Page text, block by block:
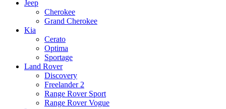
Jeep
Cherokee
Grand Cherokee
Kia
Cerato
Optima
Sportage
Land Rover
Discovery
Freelander 2
Range Rover Sport
Range Rover Vogue